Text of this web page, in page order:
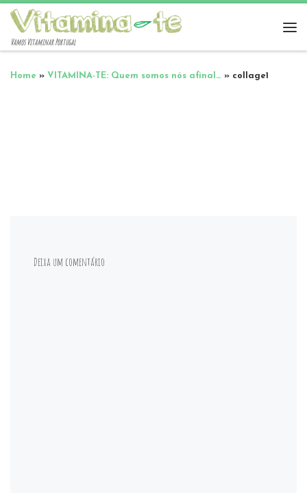
Vamos Vitaminar Portugal
Home » VITAMINA-TE: Quem somos nós afinal… » collage1
Deixa um comentário